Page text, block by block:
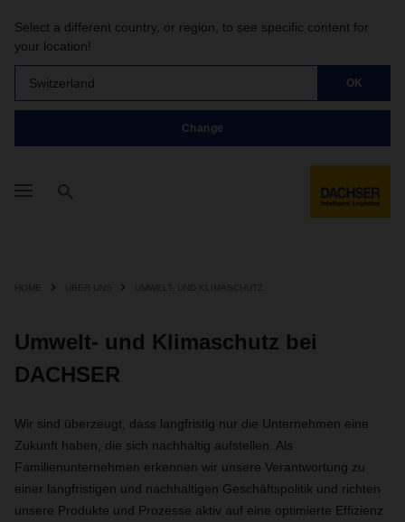
Select a different country, or region, to see specific content for
your location!
Switzerland OK
Change
HOME ÜBER UNS UMWELT- UND KLIMASCHUTZ
Umwelt- und Klimaschutz bei
DACHSER
Wir sind überzeugt, dass langfristig nur die Unternehmen eine
Zukunft haben, die sich nachhaltig aufstellen. Als
Familienunternehmen erkennen wir unsere Verantwortung zu
einer langfristigen und nachhaltigen Geschäftspolitik und richten
unsere Produkte und Prozesse aktiv auf eine optimierte Effizienz